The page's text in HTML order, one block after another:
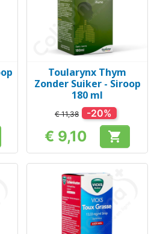
Toularynx Thym
Zonder Suiker - Siroop
180 ml
€ 11,38 -20%
Prijs
€ 9,10 